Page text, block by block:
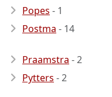
Popes - 1
Postma - 14
Praamstra - 2
Pytters - 2